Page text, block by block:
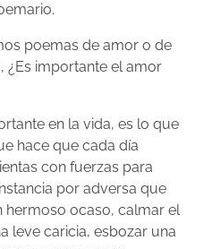
poemas de amor o de
¿Es importante el amor
en la vida, es lo que
hace que cada día
con fuerzas para
por adversa que
hermoso ocaso, calmar el
leve caricia, esbozar una